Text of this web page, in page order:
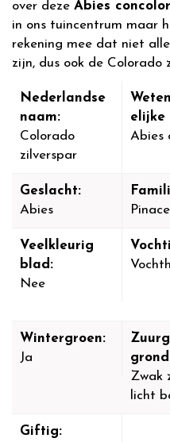
over deze Abies concolor
in ons tuincentrum maar
rekening mee dat niet
zijn, dus ook de Colorado
Nederlandse
naam:
Colorado
zilverspar
elijke
Abies
Geslacht:
Abies
Veelkleurig
blad:
Nee
Wintergroen:
Ja
Zwak
licht
Giftig: